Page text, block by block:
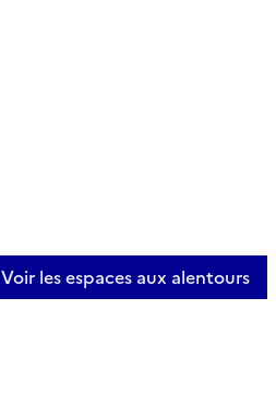
Voir les espaces aux alentours